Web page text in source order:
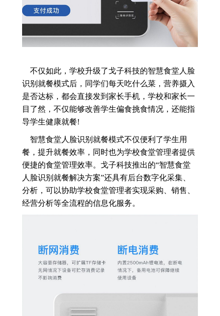
不仅如此，学校升级了戈子科技的智慧食堂人脸
识别就餐模式后，同学们每天吃什么菜，营养摄入
是否达标，都会直接发到家长手机，学校和家长一
目了然，不仅能够改善学生偏食挑食情况，还能指
导学生健康就餐!
智慧食堂人脸识别就餐模式不仅便利了学生用
餐，提升就餐效率，同时也为学校食堂管理者提供
便捷的食堂管理效率。戈子科技推出的“智慧食堂
人脸识别就餐解决方案”还具有后台数字化采集、
分析，可以协助学校食堂管理者实现采购、销售、
经营分析等全流程的信息化服务。